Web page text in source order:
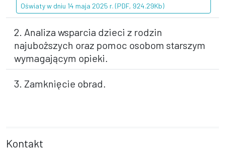
Oświaty w dniu 14 maja 2025 r. (PDF, 924.29Kb)
2. Analiza wsparcia dzieci z rodzin
najuboższych oraz pomoc osobom starszym
wymagającym opieki.
3. Zamknięcie obrad.
Kontakt